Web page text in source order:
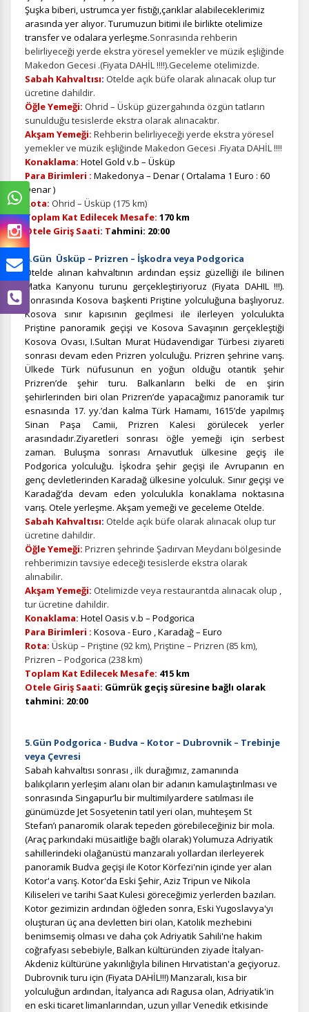
ÇEREZ KULLANIM AYARLARINIZ
Çerez tercihlerinizibelirleyin.
Daha fazla bilgi içinKVKK bilgilendirmemizi, çerez kullanım
gizlilik koşullarınıinceleyebilirsiniz.
Şuşka biberi, ustrumca yer fıstığı,çarıklar alabileceklerimiz
arasında yer alıyor. Turumuzun bitimi ile birlikte otelimize
transfer ve odalara yerleşme.Sonrasında rehberin
belirliyeceği yerde ekstra yöresel yemekler ve müzik eşliğinde
Makedon Gecesi .(Fiyata DAHİL !!!!).Geceleme otelimizde.
Sabah Kahvaltısı: Otelde açık büfe olarak alınacak olup tur
ücretine dahildir.
Öğle Yemeği: Ohrid – Üsküp güzergahında özgün tatların
sunulduğu tesislerde ekstra olarak alınacaktır.
Akşam Yemeği: Rehberin belirliyeceği yerde ekstra yöresel
yemekler ve müzik eşliğinde Makedon Gecesi .Fiyata DAHİL !!!!
Konaklama: Hotel Gold v.b – Üsküp
Para Birimleri : Makedonya – Denar ( Ortalama 1 Euro : 60
Denar )
Rota: Ohrid – Üsküp (175 km)
Toplam Kat Edilecek Mesafe: 170 km
Otele Giriş Saati: Tahmini: 20:00
4.Gün Üsküp – Prizren – İşkodra veya Podgorica
Otelde alınan kahvaltının ardından eşsiz güzelliği ile bilinen
Matka Kanyonu turunu gerçekleştiriyoruz (Fiyata DAHIL !!!).
Sonrasında Kosova başkenti Priştine yolculuğuna başlıyoruz.
Kosova sınır kapısının geçilmesi ile ilerleyen yolculukta
Priştine panoramik geçişi ve Kosova Savaşının gerçekleştiği
Kosova Ovası, I.Sultan Murat Hüdavendigar Türbesi ziyareti
sonrası devam eden Prizren yolculuğu. Prizren şehrine varış.
Ülkede Türk nüfusunun en yoğun olduğu otantik şehir
Prizren’de şehir turu.Balkanların belki de en şirin
şehirlerinden biri olan Prizren’de yapacağımız panoramik tur
esnasında 17. yy.’dan kalma Türk Hamamı, 1615’de yapılmış
Sinan Paşa Camii, Prizren Kalesi görülecek yerler
arasındadır.Ziyaretleri sonrası öğle yemeği için serbest
zaman. Buluşma sonrası Arnavutluk ülkesine geçiş ile
Podgorica yolculuğu. İşkodra şehir geçişi ile Avrupanın en
genç devletlerinden Karadağ ülkesine yolculuk. Sınır geçişi ve
Karadağ’da devam eden yolculukla konaklama noktasına
varış. Otele yerleşme. Akşam yemeği ve geceleme Otelde.
Sabah Kahvaltısı: Otelde açık büfe olarak alınacak olup tur
ücretine dahildir.
Öğle Yemeği: Prizren şehrinde Şadırvan Meydanı bölgesinde
rehberimizin tavsiye edeceği tesislerde ekstra olarak
alınabilir.
Akşam Yemeği: Otelimizde veya restaurantda alınacak olup ,
tur ücretine dahildir.
Konaklama: Hotel Oasis v.b – Podgorica
Para Birimleri : Kosova - Euro , Karadağ – Euro
Rota: Üsküp – Priştine (92 km), Priştine – Prizren (85 km),
Prizren – Podgorica (238 km)
Toplam Kat Edilecek Mesafe: 415 km
Otele Giriş Saati: Gümrük geçiş süresine bağlı olarak
tahmini: 20:00
5.Gün Podgorica - Budva – Kotor – Dubrovnik – Trebinje
veya Çevresi
Sabah kahvaltısı sonrası ,ilkdurağımız, zamanında
balıkçıların yerleşim alanı olan bir adanın kamulaştırılması ve
sonrasında Singapur’lu bir multimilyardere satılması ile
günümüzde Jet Sosyetenin tatil yeri olan, muhteşem St
Stefan’ı panaromik olarak tepeden görebileceğiniz bir mola.
(Araç parkındaki müsaitliğe bağlı olarak) Yolumuza Adriyatik
sahillerindeki olağanüstü manzaralı yollardan ilerleyerek
panoramik Budva geçişi ile Kotor Körfezi'nin içinde yer alan
Kotor'a varış. Kotor'da Eski Şehir, Aziz Tripun ve Nikola
Kiliseleri ve tarihi Saat Kulesi göreceğimiz yerlerden bazıları.
Kotor gezimizin ardından öğleden sonra, Eski Yugoslavya'yı
oluşturan üç ana devletten biri olan, Katolik mezhebini
benimsemiş olması ve daha çok Adriyatik Sahili'ne hakim
coğrafyası sebebiyle, Balkan kültüründen ziyade İtalyan-
Akdeniz kültürüne yakınlığıyla bilinen Hırvatistan'a geçiyoruz.
Dubrovnik turu için (Fiyata DAHİL!!!) Manzaralı, kısa bir
yolculuğun ardından, İtalyanca adı Ragusa olan, Adriyatik'in
en eski ticaret limanlarından, uzun yıllar Venedik etkisinde